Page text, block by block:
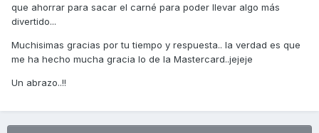
que ahorrar para sacar el carné para poder llevar algo más
divertido...
Muchisimas gracias por tu tiempo y respuesta.. la verdad es que
me ha hecho mucha gracia lo de la Mastercard..jejeje
Un abrazo..!!